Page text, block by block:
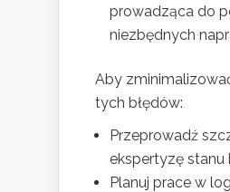
prowadząca do
niezbędnych
Aby
tych błędów:
Przeprowadź
ekspertyzę stanu
Planuj prace w